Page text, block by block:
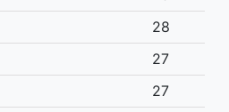
28
27
27